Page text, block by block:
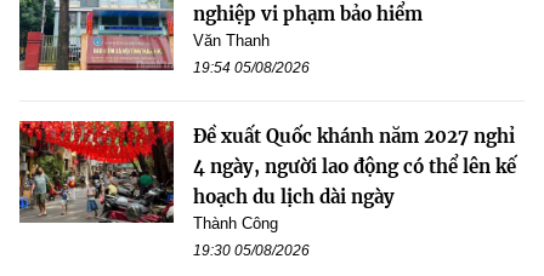
nghiệp vi phạm bảo hiểm
Văn Thanh
19:54 05/08/2026
Đề xuất Quốc khánh năm 2027 nghỉ
4 ngày, người lao động có thể lên kế
hoạch du lịch dài ngày
Thành Công
19:30 05/08/2026